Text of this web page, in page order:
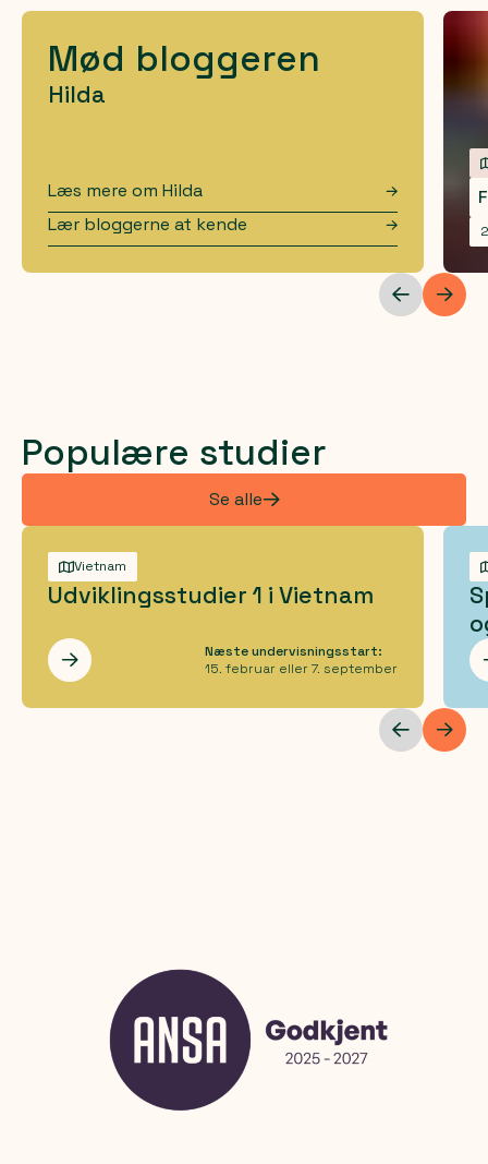
Mød bloggeren
Hilda
Læs mere om Hilda
Lær bloggerne at kende
Populære studier
Se alle
Vietnam
Udviklingsstudier 1 i Vietnam
Les mer
Næste undervisningsstart:
15. februar eller 7. september